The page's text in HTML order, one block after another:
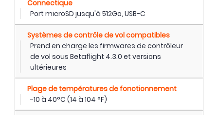
Connectique
Port microSD jusqu'à 512Go, USB-C
Systèmes de contrôle de vol compatibles
Prend en charge les firmwares de contrôleur
de vol sous Betaflight 4.3.0 et versions
ultérieures
Plage de températures de fonctionnement
-10 à 40°C (14 à 104 °F)